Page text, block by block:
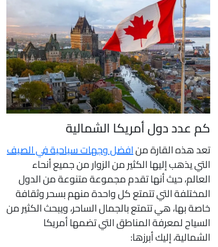
عدد دول أمريكا الشمالية
هذه القارة منافضل وجهات سياحية في الصيف
يذهب إليها الكثير من الزوار من جميع أنحاء
حيث أنها تقدم مجموعة متنوعة من الدول
التي تتمتع كل واحدة منهم بسحر وثقافة
بها، هي تتمتع بالجمال الساحر، ويبحث الكثير من
لمعرفة المناطق التي تضمها أمريكا
إليك أبرزها: